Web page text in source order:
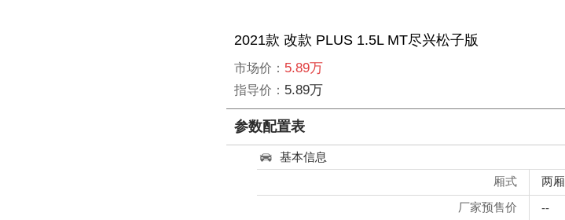
2021款 改款 PLUS 1.5L MT尽兴松子版
市场价： 5.89万
指导价： 5.89万
参数配置表
基本信息
厢式
两厢
厂家预售价
--